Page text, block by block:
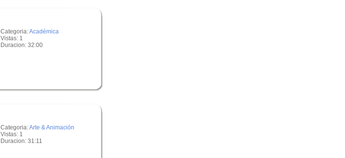
Categoria:Académica
Vistas: 1
Duracion: 32:00
Categoria:Arte & Animación
Vistas: 1
Duracion: 31:11